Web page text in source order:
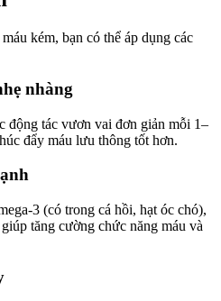
kém, bạn có thể áp dụng các
nhàng
động tác vươn vai đơn giản mỗi 1–
đẩy máu lưu thông tốt hơn.
3 (có trong cá hồi, hạt óc chó),
tăng cường chức năng máu và